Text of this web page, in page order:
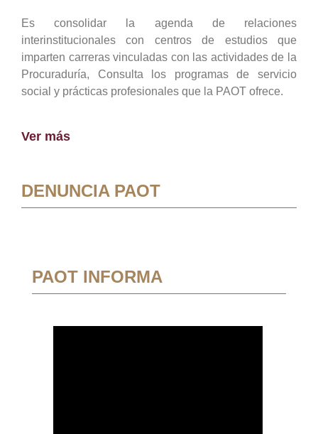
Es consolidar la agenda de relaciones
interinstitucionales con centros de estudios que
imparten carreras vinculadas con las actividades de la
Procuraduría, Consulta los programas de servicio
social y prácticas profesionales que la PAOT ofrece.
Ver más
DENUNCIA PAOT
PAOT INFORMA